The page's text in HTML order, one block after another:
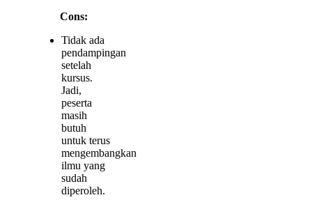
Cons:
Tidak ada
pendampingan
setelah
kursus.
Jadi,
peserta
masih
butuh
untuk terus
mengembangkan
ilmu yang
sudah
diperoleh.